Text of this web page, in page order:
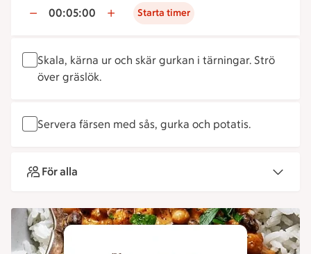
00:05:00 Starta timer
Skala, kärna ur och skär gurkan i tärningar. Strö
över gräslök.
Servera färsen med sås, gurka och potatis.
För alla